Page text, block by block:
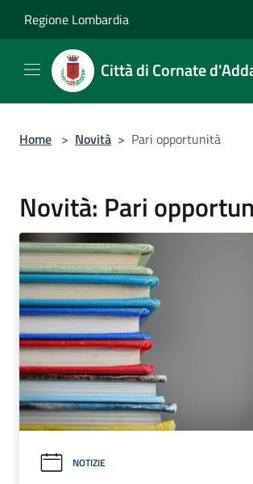
Regione Lombardia
Città di Cornate
Home > Novità > Pari opportunità
Novità: Pari
NOTIZIE